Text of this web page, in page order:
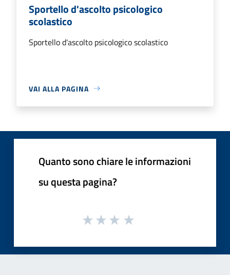
Sportello d'ascolto psicologico
scolastico
Sportello d'ascolto psicologico scolastico
VAI ALLA PAGINA
Quanto sono chiare le informazioni
su questa pagina?